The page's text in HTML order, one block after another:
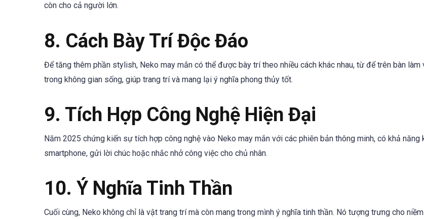
còn cho cả người lớn.
8. Cách Bày Trí Độc Đáo
Để tăng thêm phần stylish, Neko may mắn có thể được bày trí theo nhiều cách khác nhau, từ để trên bàn làm
trong không gian sống, giúp trang trí và mang lại ý nghĩa phong thủy tốt.
9. Tích Hợp Công Nghệ Hiện Đại
Năm 2025 chứng kiến sự tích hợp công nghệ vào Neko may mắn với các phiên bản thông minh, có khả năng
smartphone, gửi lời chúc hoặc nhắc nhở công việc cho chủ nhân.
10. Ý Nghĩa Tinh Thần
Cuối cùng, Neko không chỉ là vật trang trí mà còn mang trong mình ý nghĩa tinh thần. Nó tượng trưng cho